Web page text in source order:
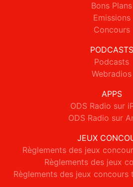
Bons Plans
Emissions
Concours
PODCASTS
Podcasts
Webradios
APPS
ODS Radio sur
ODS Radio sur
JEUX
Règlements des jeux
Règlements des jeux
Règlements des jeux